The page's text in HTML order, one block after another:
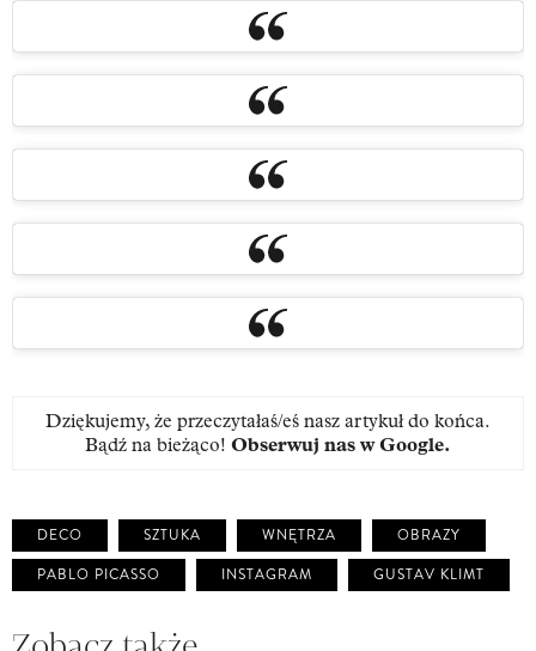
Dziękujemy, że przeczytałaś/eś nasz artykuł do końca.
Bądź na bieżąco! Obserwuj nas w Google.
DECO SZTUKA WNĘTRZA
OBRAZY
PABLO PICASSO
INSTAGRAM GUSTAV KLIMT